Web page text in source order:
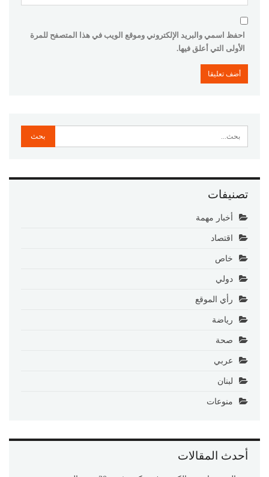
احفظ اسمي والبريد الإلكتروني وموقع الويب في هذا المتصفح للمرة
الأولى التي أعلق فيها.
تصنيفات
أخبار مهمة
اقتصاد
خاص
دولي
رأي الموقع
رياضة
صحة
عربي
لبنان
منوعات
أحدث المقالات